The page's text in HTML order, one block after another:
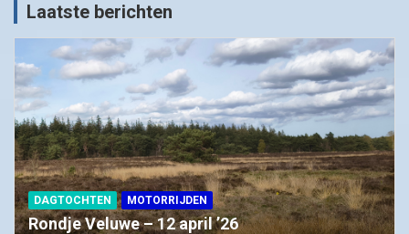
Laatste berichten
DAGTOCHTEN MOTORRIJDEN
Rondje Veluwe – 12 april ’26